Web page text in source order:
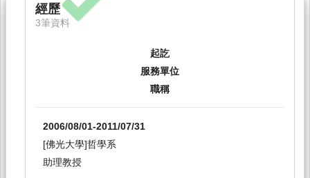
經歷
3筆資料
起訖
服務單位
職稱
2006/08/01-2011/07/31
[佛光大學]哲學系
助理教授